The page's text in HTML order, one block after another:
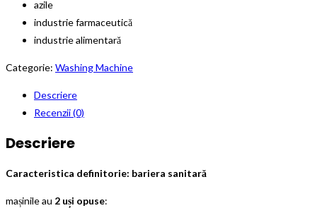
azile
industrie farmaceutică
industrie alimentară
Categorie: Washing Machine
Descriere
Recenzii (0)
Descriere
Caracteristica definitorie: bariera sanitară
mașinile au 2 uși opuse: